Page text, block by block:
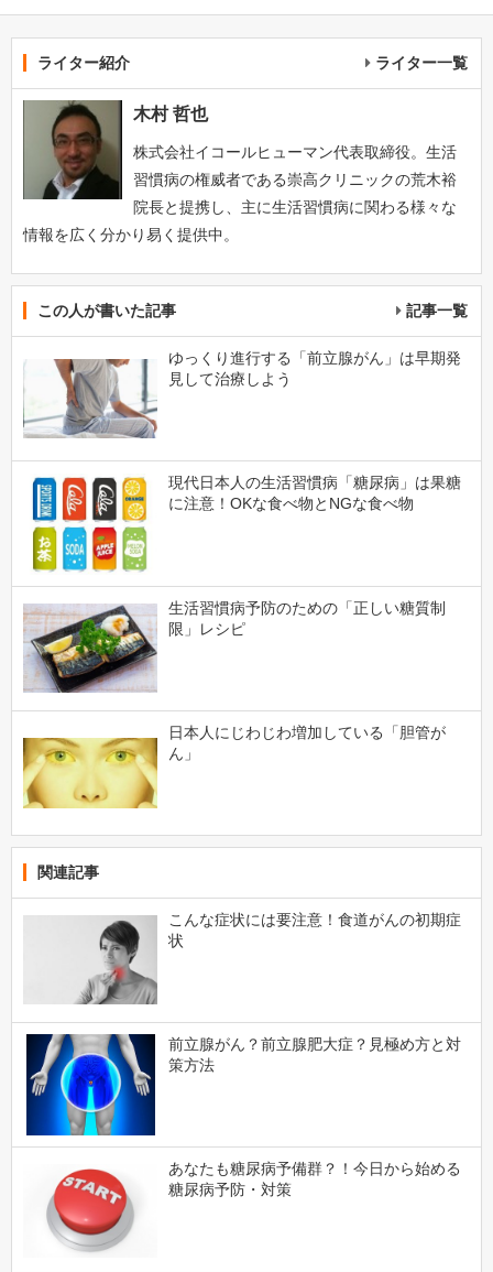
ライター紹介 ライター一覧
木村 哲也
株式会社イコールヒューマン代表取締役。生活
習慣病の権威者である崇高クリニックの荒木裕
院長と提携し、主に生活習慣病に関わる様々な
情報を広く分かり易く提供中。
この人が書いた記事 記事一覧
ゆっくり進行する「前立腺がん」は早期発
見して治療しよう
現代日本人の生活習慣病「糖尿病」は果糖
に注意！OKな食べ物とNGな食べ物
生活習慣病予防のための「正しい糖質制
限」レシピ
日本人にじわじわ増加している「胆管が
ん」
関連記事
こんな症状には要注意！食道がんの初期症
状
前立腺がん？前立腺肥大症？見極め方と対
策方法
あなたも糖尿病予備群？！今日から始める
糖尿病予防・対策